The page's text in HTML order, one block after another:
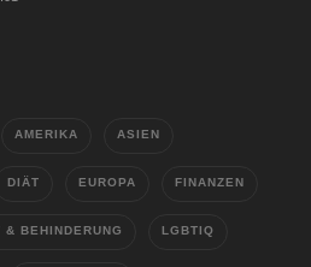
AMERIKA ASIEN
DIÄT EUROPA FINANZEN
& BEHINDERUNG LGBTIQ